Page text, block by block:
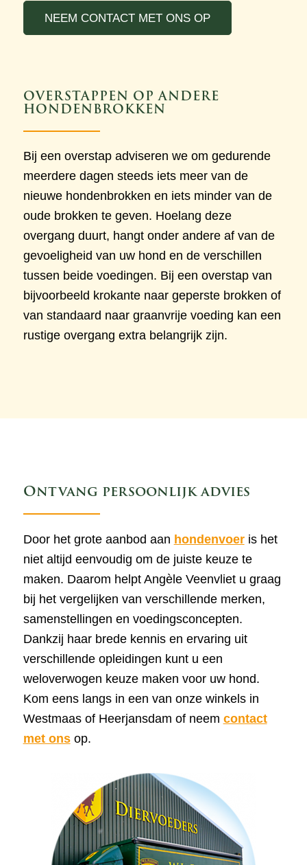
NEEM CONTACT MET ONS OP
OVERSTAPPEN OP ANDERE
HONDENBROKKEN
Bij een overstap adviseren we om gedurende
meerdere dagen steeds iets meer van de
nieuwe hondenbrokken en iets minder van de
oude brokken te geven. Hoelang deze
overgang duurt, hangt onder andere af van de
gevoeligheid van uw hond en de verschillen
tussen beide voedingen. Bij een overstap van
bijvoorbeeld krokante naar geperste brokken of
van standaard naar graanvrije voeding kan een
rustige overgang extra belangrijk zijn.
Ontvang persoonlijk advies
Door het grote aanbod aan hondenvoeris het
niet altijd eenvoudig om de juiste keuze te
maken. Daarom helpt Angèle Veenvliet u graag
bij het vergelijken van verschillende merken,
samenstellingen en voedingsconcepten.
Dankzij haar brede kennis en ervaring uit
verschillende opleidingen kunt u een
weloverwogen keuze maken voor uw hond.
Kom eens langs in een van onze winkels in
Westmaas of Heerjansdam of neem contact
met onsop.